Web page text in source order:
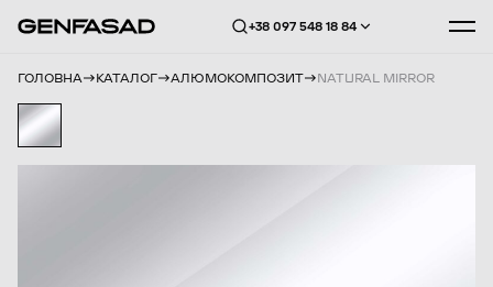
+38 097 548 18 84
ГОЛОВНА КАТАЛОГ АЛЮМОКОМПОЗИТ NATURAL MIRROR